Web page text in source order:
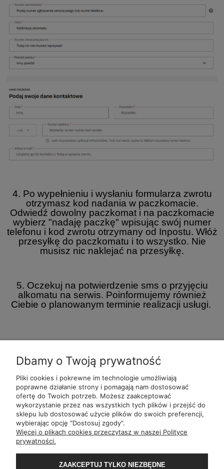
4. Po wypełnieniu i wysłaniu formularza zwrotu
otrzymasz kod nadania w paczkomacie.
Odwiedź dowolny paczkomat i na paczkomacie
wybierz "nadaję paczkę" wpisując swój numer
telefonu i kod zwrotu otrzymany od Inpostu. Włóż
przesyłkę do paczkomatu i to wszystko. Nie
musisz nic naklejać na przesyłkę.
5. Oczekuj na potwierdzenie sms o przyjęciu
alkomatu na serwis. Poinformujemy również
Ciebie o planowanym terminie realizacji usługi.
POMOC
POLECANE
ALKOMATY
BĄDŹ NA
BIEŻĄCO
Św. Filipa
Al.Jerozolimskie
Wały Piastowskie 1
Dbamy o Twoją prywatność
Pliki cookies i pokrewne im technologie umożliwiają
poprawne działanie strony i pomagają nam dostosować
ofertę do Twoich potrzeb. Możesz zaakceptować
wykorzystanie przez nas wszystkich tych plików i przejść do
sklepu lub dostosować użycie plików do swoich preferencji,
wybierając opcję "Dostosuj zgody".
Więcej o plikach cookies przeczytasz w naszej Polityce
prywatności.
ZAAKCEPTUJ TYLKO NIEZBĘDNE